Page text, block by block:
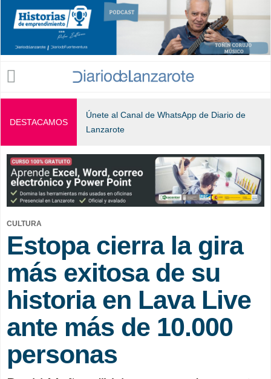
Jump to navigation
DESTACAMOS
Únete al Canal de WhatsApp de Diario de
Lanzarote
CULTURA
Estopa cierra la gira
más exitosa de su
historia en Lava Live
ante más de 10.000
personas